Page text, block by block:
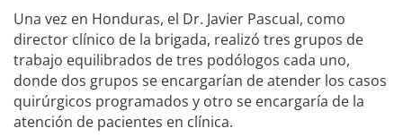
Una vez en Honduras, el Dr. Javier Pascual, como
director clínico de la brigada, realizó tres grupos de
trabajo equilibrados de tres podólogos cada uno,
donde dos grupos se encargarían de atender los casos
quirúrgicos programados y otro se encargaría de la
atención de pacientes en clínica.